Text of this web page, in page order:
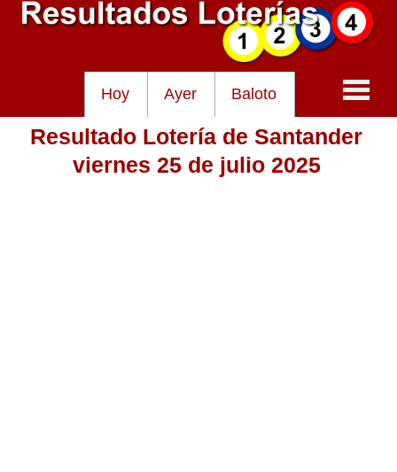
Hoy Ayer Baloto
Baloto
Resultado Lotería de Santander
viernes 25 de julio 2025